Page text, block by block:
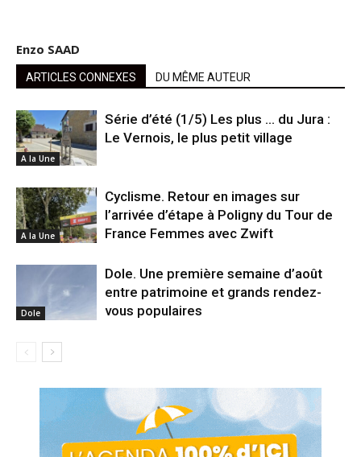
Enzo SAAD
ARTICLES CONNEXES DU MÊME AUTEUR
A la Une
Série d’été (1/5) Les plus … du Jura :
Le Vernois, le plus petit village
A la Une
Cyclisme. Retour en images sur
l’arrivée d’étape à Poligny du Tour de
France Femmes avec Zwift
Dole
Dole. Une première semaine d’août
entre patrimoine et grands rendez-
vous populaires